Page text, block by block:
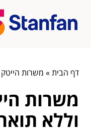
דף הבית» משרות הייטק
משרות
וללא